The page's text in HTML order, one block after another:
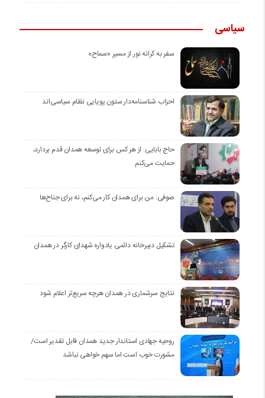
سیاسی
سفر به کرانه‌ نور از مسیرِ «سماح»
احزاب شناسنامه‌دار ستون پویایی نظام سیاسی‌اند
حاج بابایی: از هر کس برای توسعه همدان قدم بردارد،
حمایت می‌کنم
صوفی: من برای همدان کار می‌کنم، نه برای جناح‌ها
تشکیل دبیرخانه دائمی یادواره شهدای کارگر در همدان
نتایج سرشماری در همدان هرچه سریع‌تر اعلام شود
روحیه جهادی استاندار جدید همدان قابل تقدیر است/
مشورت خوب است اما سهم خواهی نباشد